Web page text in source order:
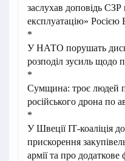
заслухав доповідь СЗР
експлуатацію» Росією
*
У НАТО порушать
розподіл зусиль щодо
*
Сумщина: троє людей
російського дрона по
*
У Швеції ІТ-коаліція
прискорення
армії та про додаткове